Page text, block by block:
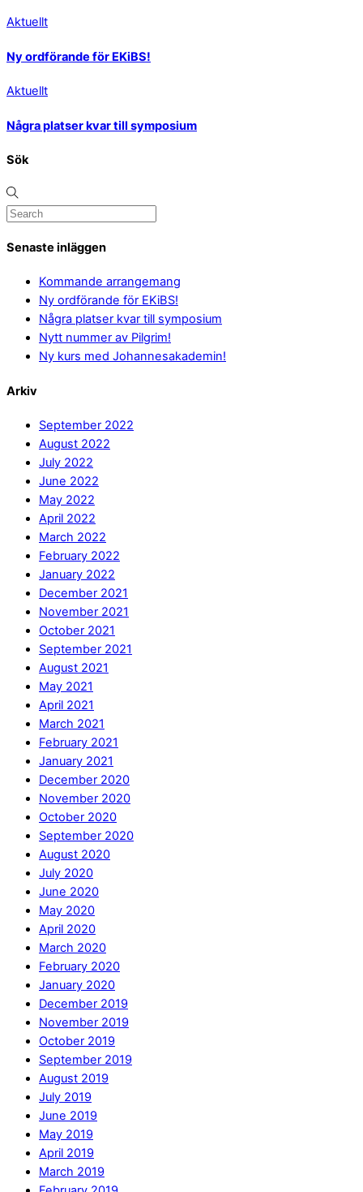
Aktuellt
Ny ordförande för EKiBS!
Aktuellt
Några platser kvar till symposium
Sök
Senaste inläggen
Kommande arrangemang
Ny ordförande för EKiBS!
Några platser kvar till symposium
Nytt nummer av Pilgrim!
Ny kurs med Johannesakademin!
Arkiv
September 2022
August 2022
July 2022
June 2022
May 2022
April 2022
March 2022
February 2022
January 2022
December 2021
November 2021
October 2021
September 2021
August 2021
May 2021
April 2021
March 2021
February 2021
January 2021
December 2020
November 2020
October 2020
September 2020
August 2020
July 2020
June 2020
May 2020
April 2020
March 2020
February 2020
January 2020
December 2019
November 2019
October 2019
September 2019
August 2019
July 2019
June 2019
May 2019
April 2019
March 2019